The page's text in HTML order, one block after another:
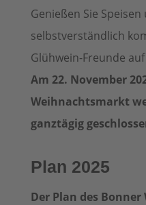
Genießen Sie
selbstverständlich
Glühwein-Freunde
Am 22. November
Weihnachtsmarkt
ganztägig
Plan 2025
Der Plan des